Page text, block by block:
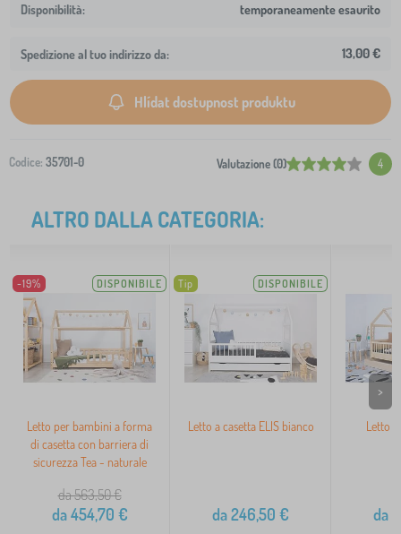
temporaneamente esaurito
Spedizione al tuo indirizzo da: 13,00 €
Hlídat dostupnost produktu
Codice: 35701-0 Valutazione (0) 4
ALTRO DALLA CATEGORIA:
-19% DISPONIBILE
Letto per bambini a forma
di casetta con barriera di
sicurezza Tea - naturale
da 563,50€
da454,70 €
Tip DISPONIBILE
Letto a casetta ELIS bianco
da246,50 €
Letto a
da
>